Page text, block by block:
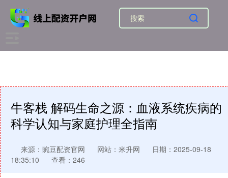
牛客栈 解码生命之源：血液系统疾病的
科学认知与家庭护理全指南
来源：豌豆配资官网 网站：米升网
日期：2025-09-18
18:35:10
查看：246